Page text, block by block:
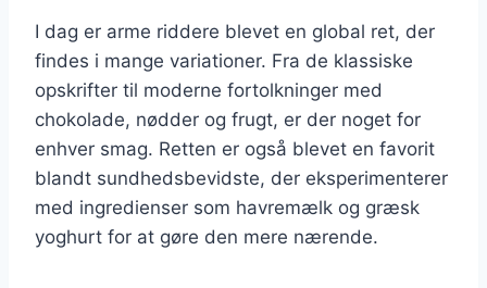
I dag er arme riddere blevet en global ret, der
findes i mange variationer. Fra de klassiske
opskrifter til moderne fortolkninger med
chokolade, nødder og frugt, er der noget for
enhver smag. Retten er også blevet en favorit
blandt sundhedsbevidste, der eksperimenterer
med ingredienser som havremælk og græsk
yoghurt for at gøre den mere nærende.